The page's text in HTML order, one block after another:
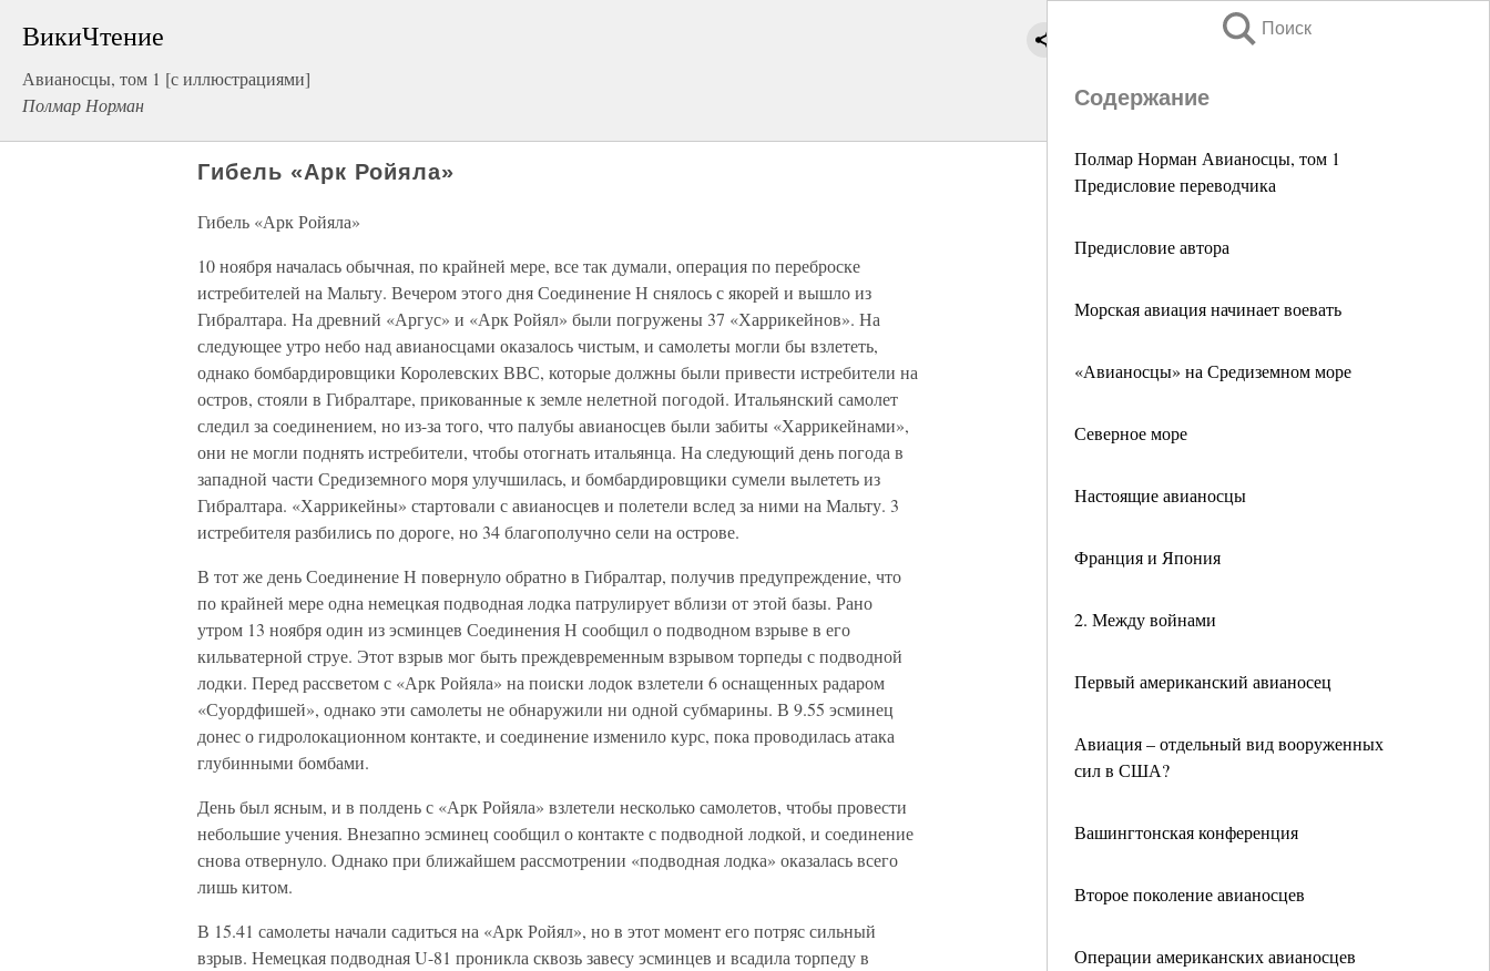
ВикиЧтение
Авианосцы, том 1 [с иллюстрациями]
Полмар Норман
Поиск
Содержание
Полмар Норман Авианосцы, том 1
Предисловие переводчика
Предисловие автора
Морская авиация начинает воевать
«Авианосцы» на Средиземном море
Северное море
Настоящие авианосцы
Франция и Япония
2. Между войнами
Первый американский авианосец
Авиация – отдельный вид вооруженных
сил в США?
Вашингтонская конференция
Второе поколение авианосцев
Операции американских авианосцев
Гибель «Арк Ройяла»
Гибель «Арк Ройяла»
10 ноября началась обычная, по крайней мере, все так думали, операция по переброске
истребителей на Мальту. Вечером этого дня Соединение Н снялось с якорей и вышло из
Гибралтара. На древний «Аргус» и «Арк Ройял» были погружены 37 «Харрикейнов». На
следующее утро небо над авианосцами оказалось чистым, и самолеты могли бы взлететь,
однако бомбардировщики Королевских ВВС, которые должны были привести истребители на
остров, стояли в Гибралтаре, прикованные к земле нелетной погодой. Итальянский самолет
следил за соединением, но из-за того, что палубы авианосцев были забиты «Харрикейнами»,
они не могли поднять истребители, чтобы отогнать итальянца. На следующий день погода в
западной части Средиземного моря улучшилась, и бомбардировщики сумели вылететь из
Гибралтара. «Харрикейны» стартовали с авианосцев и полетели вслед за ними на Мальту. 3
истребителя разбились по дороге, но 34 благополучно сели на острове.
В тот же день Соединение Н повернуло обратно в Гибралтар, получив предупреждение, что
по крайней мере одна немецкая подводная лодка патрулирует вблизи от этой базы. Рано
утром 13 ноября один из эсминцев Соединения Н сообщил о подводном взрыве в его
кильватерной струе. Этот взрыв мог быть преждевременным взрывом торпеды с подводной
лодки. Перед рассветом с «Арк Ройяла» на поиски лодок взлетели 6 оснащенных радаром
«Суордфишей», однако эти самолеты не обнаружили ни одной субмарины. В 9.55 эсминец
донес о гидролокационном контакте, и соединение изменило курс, пока проводилась атака
глубинными бомбами.
День был ясным, и в полдень с «Арк Ройяла» взлетели несколько самолетов, чтобы провести
небольшие учения. Внезапно эсминец сообщил о контакте с подводной лодкой, и соединение
снова отвернуло. Однако при ближайшем рассмотрении «подводная лодка» оказалась всего
лишь китом.
В 15.41 самолеты начали садиться на «Арк Ройял», но в этот момент его потряс сильный
взрыв. Немецкая подводная U-81 проникла сквозь завесу эсминцев и всадила торпеду в